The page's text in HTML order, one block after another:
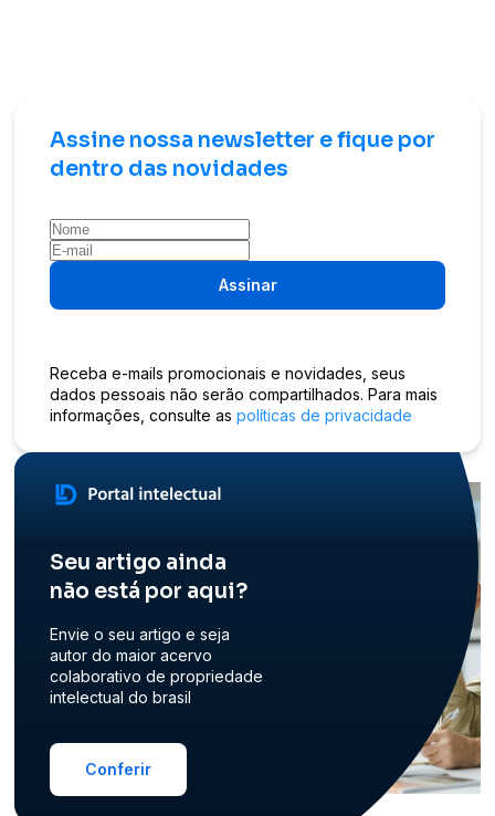
Assine nossa newsletter e fique por
dentro das novidades
Assinar
Receba e-mails promocionais e novidades, seus
dados pessoais não serão compartilhados. Para mais
informações, consulte as políticas de privacidade
Seu artigo ainda
não está por aqui?
Envie o seu artigo e seja
autor do maior acervo
colaborativo de propriedade
intelectual do brasil
Conferir